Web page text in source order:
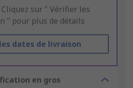
Cliquez sur " Vérifier les
" pour plus de détails
dates de livraison
en gros